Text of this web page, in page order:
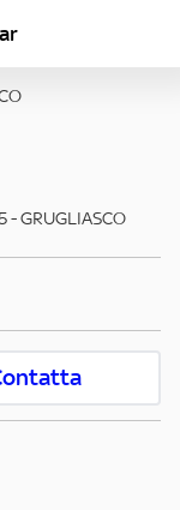
-GRUGLIASCO